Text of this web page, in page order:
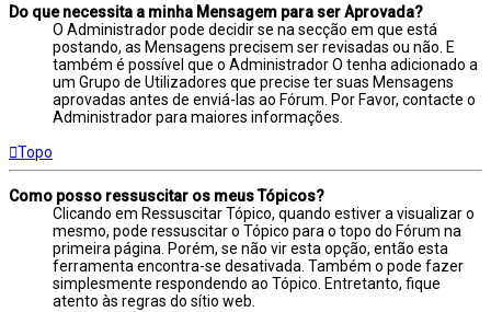
Do que necessita a minha Mensagem para ser Aprovada?
O Administrador pode decidir se na secção em que está
postando, as Mensagens precisem ser revisadas ou não. E
também é possível que o Administrador O tenha adicionado a
um Grupo de Utilizadores que precise ter suas Mensagens
aprovadas antes de enviá-las ao Fórum. Por Favor, contacte o
Administrador para maiores informações.
Topo
Como posso ressuscitar os meus Tópicos?
Clicando em Ressuscitar Tópico, quando estiver a visualizar o
mesmo, pode ressuscitar o Tópico para o topo do Fórum na
primeira página. Porém, se não vir esta opção, então esta
ferramenta encontra-se desativada. Também o pode fazer
simplesmente respondendo ao Tópico. Entretanto, fique
atento às regras do sítio web.